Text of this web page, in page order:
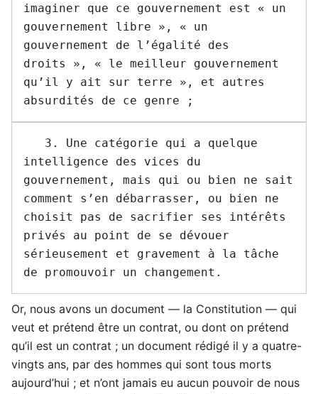
imaginer que ce gouvernement est « un
gouvernement libre », « un
gouvernement de l’égalité des
droits », « le meilleur gouvernement
qu’il y ait sur terre », et autres
intelligence des vices du
gouvernement, mais qui ou bien ne sait
comment s’en débarrasser, ou bien ne
choisit pas de sacrifier ses intérêts
privés au point de se dévouer
sérieusement et gravement à la tâche
Or, nous avons un document — la Constitution — qui
veut et prétend être un contrat, ou dont on prétend
qu’il est un contrat ; un document rédigé il y a quatre-
vingts ans, par des hommes qui sont tous morts
aujourd’hui ; et n’ont jamais eu aucun pouvoir de nous